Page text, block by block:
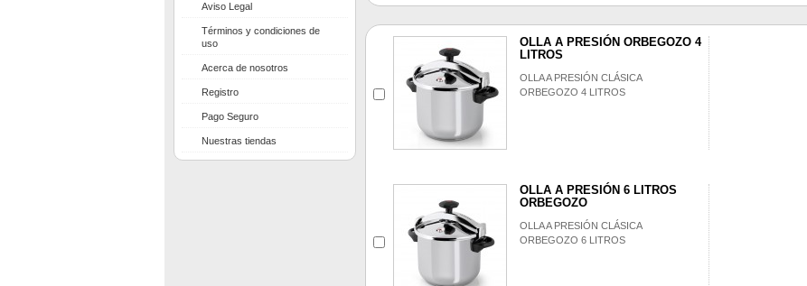
Aviso Legal
Términos y condiciones de
uso
Acerca de nosotros
Registro
Pago Seguro
Nuestras tiendas
OLLA A PRESIÓN ORBEGOZO 4
LITROS
OLLA A PRESIÓN CLÁSICA
ORBEGOZO 4 LITROS
OLLA A PRESIÓN 6 LITROS
ORBEGOZO
OLLA A PRESIÓN CLÁSICA
ORBEGOZO 6 LITROS